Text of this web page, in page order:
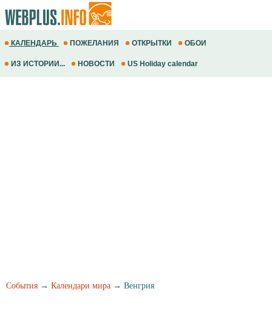
КАЛЕНДАРЬ ПОЖЕЛАНИЯ ОТКРЫТКИ ОБОИ
ИЗ ИСТОРИИ... НОВОСТИ US Holiday calendar
События → Календари мира → Венгрия